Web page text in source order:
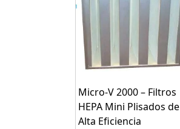
Micro-V 2000 – Filtros
HEPA Mini Plisados de
Alta Eficiencia